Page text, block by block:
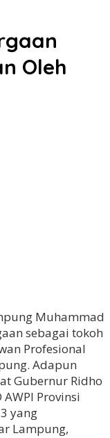
Oleh
Muhammad
sebagai tokoh
Profesional
Adapun
Gubernur Ridho
Provinsi
yang
Lampung,